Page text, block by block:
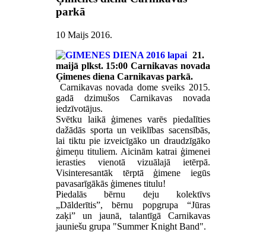
parkā
10 Maijs 2016.
21.
maijā plkst. 15:00 Carnikavas novada
Ģimenes diena Carnikavas parkā.
Carnikavas novada dome sveiks 2015.
gadā dzimušos Carnikavas novada
iedzīvotājus.
Svētku laikā ģimenes varēs piedalīties
dažādās sporta un veiklības sacensībās,
lai tiktu pie izveicīgāko un draudzīgāko
ģimeņu tituliem. Aicinām katrai ģimenei
ierasties vienotā vizuālajā ietērpā.
Visinteresantāk tērptā ģimene iegūs
pavasarīgākās ģimenes titulu!
Piedalās bērnu deju kolektīvs
„Dālderītis”, bērnu popgrupa “Jūras
zaķi” un jaunā, talantīgā Carnikavas
jauniešu grupa "Summer Knight Band".